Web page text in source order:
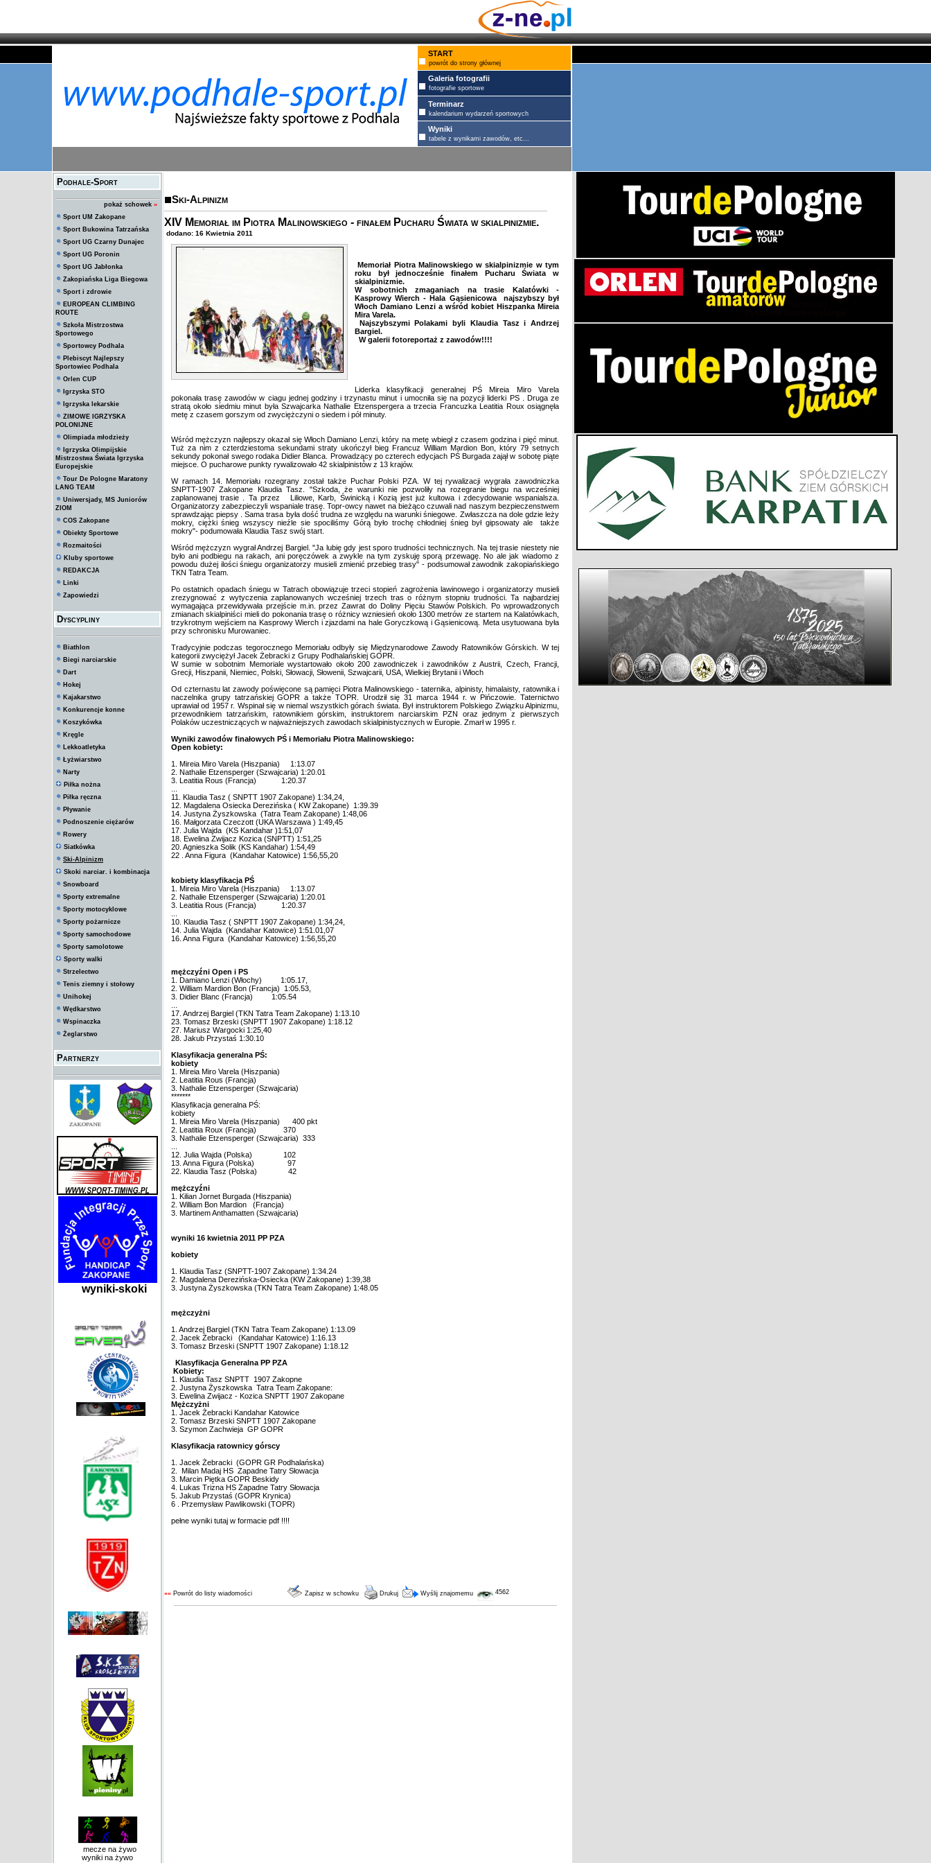
START
powrót do strony głównej
Galeria fotografii
fotografie sportowe
Terminarz
kalendarium wydarzeń sportowych
Wyniki
tabele z wynikami zawodów, etc...
Podhale-Sport
pokaż schowek »
Sport UM Zakopane
Sport Bukowina Tatrzańska
Sport UG Czarny Dunajec
Sport UG Poronin
Sport UG Jabłonka
Zakopiańska Liga Biegowa
Sport i zdrowie
EUROPEAN CLIMBING
ROUTE
Szkoła Mistrzostwa
Sportowego
Sportowcy Podhala
Plebiscyt Najlepszy
Sportowiec Podhala
Orlen CUP
Igrzyska STO
Igrzyska lekarskie
ZIMOWE IGRZYSKA
POLONIJNE
Olimpiada młodzieży
Igrzyska Olimpijskie
Mistrzostwa Świata Igrzyska
Europejskie
Tour De Pologne Maratony
LANG TEAM
Uniwersjady, MS Juniorów
ZIOM
COS Zakopane
Obiekty Sportowe
Rozmaitości
Kluby sportowe
REDAKCJA
Linki
Zapowiedzi
Dyscypliny
Biathlon
Biegi narciarskie
Dart
Hokej
Kajakarstwo
Konkurencje konne
Koszykówka
Kręgle
Lekkoatletyka
Łyżwiarstwo
Narty
Piłka nożna
Piłka ręczna
Pływanie
Podnoszenie ciężarów
Rowery
Siatkówka
Ski-Alpinizm
Skoki narciar. i kombinacja
Snowboard
Sporty extremalne
Sporty motocyklowe
Sporty pożarnicze
Sporty samochodowe
Sporty samolotowe
Sporty walki
Strzelectwo
Tenis ziemny i stołowy
Unihokej
Wędkarstwo
Wspinaczka
Żeglarstwo
Partnerzy
wyniki-skoki
mecze na żywo
wyniki na żywo
Ski-Alpinizm
XIV Memoriał im Piotra Malinowskiego - finałem Pucharu Świata w skialpinizmie.
dodano: 16 Kwietnia 2011
Memoriał Piotra Malinowskiego w skialpinizmie w tym
roku był jednocześnie finałem Pucharu Świata w
skialpinizmie.
W sobotnich zmaganiach na trasie Kalatówki -
Kasprowy Wierch - Hala Gąsienicowa najszybszy był
Włoch Damiano Lenzi a wśród kobiet Hiszpanka Mireia
Mira Varela.
Najszybszymi Polakami byli Klaudia Tasz i Andrzej
Bargiel.
W galerii fotoreportaż z zawodów!!!!
Liderka klasyfikacji generalnej PŚ Mireia Miro Varela
pokonała trasę zawodów w ciagu jednej godziny i trzynastu minut i umocniła się na pozycji liderki PS . Druga ze
stratą około siedmiu minut była Szwajcarka Nathalie Etzenspergera a trzecia Francuzka Leatitia Roux osiągnęła
metę z czasem gorszym od zwyciężczyni o siedem i pół minuty.
Wśród mężczyzn najlepszy okazał się Włoch Damiano Lenzi, który na metę wbiegł z czasem godzina i pięć minut.
Tuż za nim z czterdziestoma sekundami straty ukończył bieg Francuz William Mardion Bon, który 79 setnych
sekundy pokonał swego rodaka Didier Blanca. Prowadzący po czterech edycjach PŚ Burgada zajął w sobotę piąte
miejsce. O pucharowe punkty rywalizowało 42 skialpinistów z 13 krajów.
W ramach 14. Memoriału rozegrany został także Puchar Polski PZA. W tej rywalizacji wygrała zawodniczka
SNPTT-1907 Zakopane Klaudia Tasz. "Szkoda, że warunki nie pozwoliły na rozegranie biegu na wcześniej
zaplanowanej trasie . Ta przez Liliowe, Karb, Świnicką i Kozią jest już kultowa i zdecydowanie wspanialsza.
Organizatorzy zabezpieczyli wspaniale trasę. Topr-owcy nawet na bieżąco czuwali nad naszym bezpieczenstwem
sprawdzając piepsy . Sama trasa była dość trudna ze względu na warunki śniegowe. Zwłaszcza na dole gdzie leży
mokry, ciężki śnieg wszyscy nieźle sie spociliśmy Górą było trochę chłodniej śnieg był gipsowaty ale także
mokry"- podumowała Klaudia Tasz swój start.
Wśród mężczyzn wygrał Andrzej Bargiel. "Ja lubię gdy jest sporo trudności technicznych. Na tej trasie niestety nie
było ani podbiegu na rakach, ani poręczówek a zwykle na tym zyskuję sporą przewagę. No ale jak wiadomo z
powodu dużej ilości śniegu organizatorzy musieli zmienić przebieg trasy" - podsumował zawodnik zakopiańskiego
TKN Tatra Team.
Po ostatnich opadach śniegu w Tatrach obowiązuje trzeci stopień zagrożenia lawinowego i organizatorzy musieli
zrezygnować z wytyczenia zaplanowanych wcześniej trzech tras o różnym stopniu trudności. Ta najbardziej
wymagająca przewidywała przejście m.in. przez Zawrat do Doliny Pięciu Stawów Polskich. Po wprowadzonych
zmianach skialpiniści mieli do pokonania trasę o różnicy wzniesień około 1300 metrów ze startem na Kalatówkach,
trzykrotnym wejściem na Kasprowy Wierch i zjazdami na hale Goryczkową i Gąsienicową. Meta usytuowana była
przy schronisku Murowaniec.
Tradycyjnie podczas tegorocznego Memoriału odbyły się Międzynarodowe Zawody Ratowników Górskich. W tej
kategorii zwyciężył Jacek Żebracki z Grupy Podhalańskiej GOPR.
W sumie w sobotnim Memoriale wystartowało około 200 zawodniczek i zawodników z Austrii, Czech, Francji,
Grecji, Hiszpanii, Niemiec, Polski, Słowacji, Słowenii, Szwajcarii, USA, Wielkiej Brytanii i Włoch
Od czternastu lat zawody poświęcone są pamięci Piotra Malinowskiego - taternika, alpinisty, himalaisty, ratownika i
naczelnika grupy tatrzańskiej GOPR a także TOPR. Urodził się 31 marca 1944 r. w Pińczowie. Taternictwo
uprawiał od 1957 r. Wspinał się w niemal wszystkich górach świata. Był instruktorem Polskiego Związku Alpinizmu,
przewodnikiem tatrzańskim, ratownikiem górskim, instruktorem narciarskim PZN oraz jednym z pierwszych
Polaków uczestniczących w najważniejszych zawodach skialpinistycznych w Europie. Zmarł w 1995 r.
Wyniki zawodów finałowych PŚ i Memoriału Piotra Malinowskiego:
Open kobiety:
1. Mireia Miro Varela (Hiszpania) 1:13.07
2. Nathalie Etzensperger (Szwajcaria) 1:20.01
3. Leatitia Rous (Francja) 1:20.37
11. Klaudia Tasz ( SNPTT 1907 Zakopane) 1:34,24,
12. Magdalena Osiecka Derezińska ( KW Zakopane) 1:39.39
14. Justyna Żyszkowska (Tatra Team Zakopane) 1:48,06
16. Małgorzata Czeczott (UKA Warszawa ) 1:49,45
17. Julia Wajda (KS Kandahar )1:51,07
18. Ewelina Zwijacz Kozica (SNPTT) 1:51,25
20. Agnieszka Solik (KS Kandahar) 1:54,49
22 . Anna Figura (Kandahar Katowice) 1:56,55,20
kobiety klasyfikacja PŚ
1. Mireia Miro Varela (Hiszpania) 1:13.07
2. Nathalie Etzensperger (Szwajcaria) 1:20.01
3. Leatitia Rous (Francja) 1:20.37
10. Klaudia Tasz ( SNPTT 1907 Zakopane) 1:34,24,
14. Julia Wajda (Kandahar Katowice) 1:51.01,07
16. Anna Figura (Kandahar Katowice) 1:56,55,20
mężczyźni Open i PS
1. Damiano Lenzi (Włochy) 1:05.17,
2. William Mardion Bon (Francja) 1:05.53,
3. Didier Blanc (Francja) 1:05.54
17. Andrzej Bargiel (TKN Tatra Team Zakopane) 1:13.10
23. Tomasz Brzeski (SNPTT 1907 Zakopane) 1:18.12
27. Mariusz Wargocki 1:25,40
28. Jakub Przystaś 1:30.10
Klasyfikacja generalna PŚ:
kobiety
1. Mireia Miro Varela (Hiszpania)
2. Leatitia Rous (Francja)
3. Nathalie Etzensperger (Szwajcaria)
*******
Klasyfikacja generalna PŚ:
kobiety
1. Mireia Miro Varela (Hiszpania) 400 pkt
2. Leatitia Roux (Francja) 370
3. Nathalie Etzensperger (Szwajcaria) 333
12. Julia Wajda (Polska) 102
13. Anna Figura (Polska) 97
22. Klaudia Tasz (Polska) 42
mężczyźni
1. Kilian Jornet Burgada (Hiszpania)
2. William Bon Mardion (Francja)
3. Martinem Anthamatten (Szwajcaria)
wyniki 16 kwietnia 2011 PP PZA
kobiety
1. Klaudia Tasz (SNPTT-1907 Zakopane) 1:34.24
2. Magdalena Derezińska-Osiecka (KW Zakopane) 1:39,38
3. Justyna Żyszkowska (TKN Tatra Team Zakopane) 1:48.05
mężczyżni
1. Andrzej Bargiel (TKN Tatra Team Zakopane) 1:13.09
2. Jacek Żebracki (Kandahar Katowice) 1:16.13
3. Tomasz Brzeski (SNPTT 1907 Zakopane) 1:18.12
Klasyfikacja Generalna PP PZA
Kobiety:
1. Klaudia Tasz SNPTT 1907 Zakopne
2. Justyna Żyszkowska Tatra Team Zakopane:
3. Ewelina Zwijacz - Kozica SNPTT 1907 Zakopane
Mężczyżni
1. Jacek Żebracki Kandahar Katowice
2. Tomasz Brzeski SNPTT 1907 Zakopane
3. Szymon Zachwieja GP GOPR
Klasyfikacja ratownicy górscy
1. Jacek Żebracki (GOPR GR Podhalańska)
2. Milan Madaj HS Zapadne Tatry Słowacja
3. Marcin Piętka GOPR Beskidy
4. Lukas Trizna HS Zapadne Tatry Słowacja
5. Jakub Przystaś (GOPR Krynica)
6 . Przemysław Pawlikowski (TOPR)
pełne wyniki tutaj w formacie pdf !!!!
«« Powrót do listy wiadomości Zapisz w schowku Drukuj Wyślij znajomemu 4562